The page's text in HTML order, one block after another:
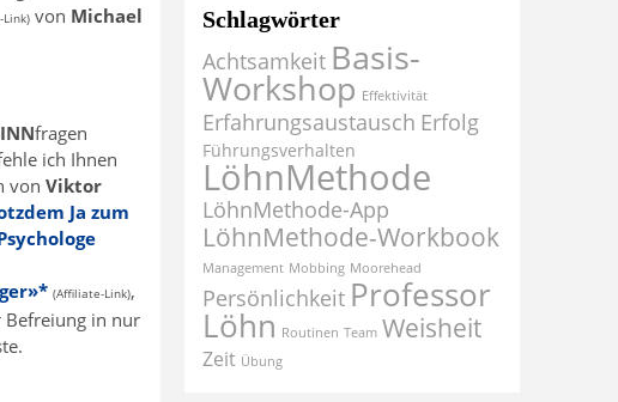
von Michael
fragen
ich Ihnen
von Viktor
Ja zum
(Affiliate-Link),
Befreiung in nur
Schlagwörter
Achtsamkeit Basis-
Workshop Effektivität
Erfahrungsaustausch Erfolg
Führungsverhalten
LöhnMethode
LöhnMethode-App
LöhnMethode-Workbook
Management Mobbing Moorehead
Persönlichkeit Professor
Löhn Routinen Team Weisheit
Zeit Übung